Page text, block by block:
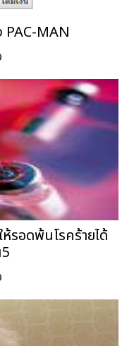
PAC-MAN
รอดพ้นโรคร้ายได้